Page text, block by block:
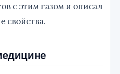
с этим газом и описал
свойства.